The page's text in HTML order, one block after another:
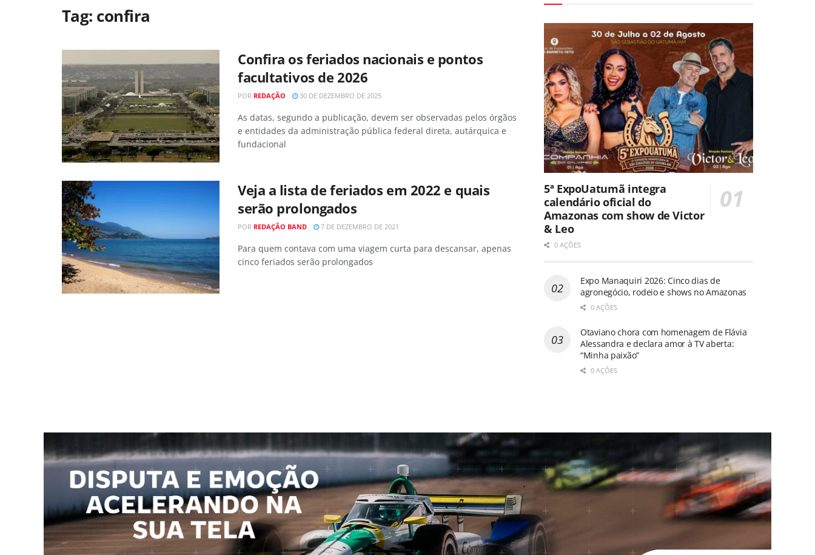
Tag: confira
Confira os feriados nacionais e pontos
facultativos de 2026
POR REDAÇÃO 30 DE DEZEMBRO DE 2025
As datas, segundo a publicação, devem ser observadas pelos órgãos
e entidades da administração pública federal direta, autárquica e
fundacional
Veja a lista de feriados em 2022 e quais
serão prolongados
POR REDAÇÃO BAND 7 DE DEZEMBRO DE 2021
Para quem contava com uma viagem curta para descansar, apenas
cinco feriados serão prolongados
5ª ExpoUatumã integra
calendário oficial do
Amazonas com show de Victor
& Leo
0 AÇÕES
Expo Manaquiri 2026: Cinco dias de
agronegócio, rodeio e shows no Amazonas
0 AÇÕES
Otaviano chora com homenagem de Flávia
Alessandra e declara amor à TV aberta:
“Minha paixão”
0 AÇÕES